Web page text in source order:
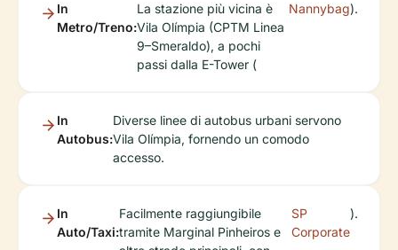
In
Metro/Treno:
La stazione più vicina è
Vila Olímpia (CPTM Linea
9–Smeraldo), a pochi
passi dalla E-Tower (
Nannybag).
In
Autobus:
Diverse linee di autobus urbani servono
Vila Olímpia, fornendo un comodo
accesso.
In
Auto/Taxi:
Facilmente raggiungibile
tramite Marginal Pinheiros e
SP
Corporate
).